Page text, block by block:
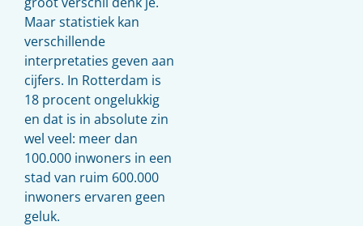
Maar statistiek kan
verschillende
interpretaties geven aan
cijfers. In Rotterdam is
18 procent ongelukkig
en dat is in absolute zin
wel veel: meer dan
100.000 inwoners in een
stad van ruim 600.000
inwoners ervaren geen
geluk.